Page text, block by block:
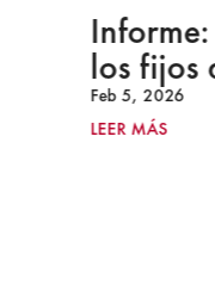
los fijos
Feb 5, 2026
LEER MÁS